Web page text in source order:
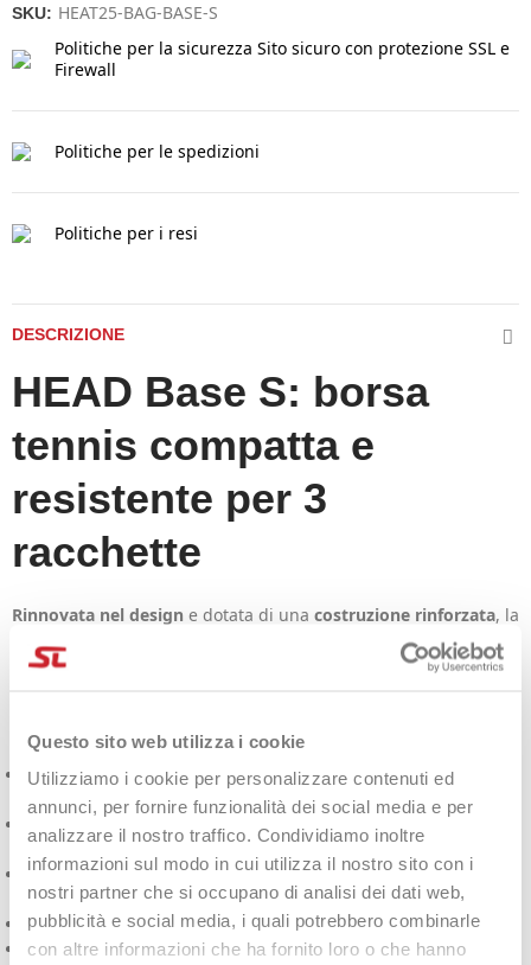
Questo sito web utilizza i cookie
Utilizziamo i cookie per personalizzare contenuti ed
annunci, per fornire funzionalità dei social media e per
analizzare il nostro traffico. Condividiamo inoltre
informazioni sul modo in cui utilizza il nostro sito con i
nostri partner che si occupano di analisi dei dati web,
pubblicità e social media, i quali potrebbero combinarle
con altre informazioni che ha fornito loro o che hanno
SKU: HEAT25-BAG-BASE-S
Politiche per la sicurezza Sito sicuro con protezione SSL e
Firewall
Politiche per le spedizioni
Politiche per i resi
DESCRIZIONE
HEAD Base S: borsa
tennis compatta e
resistente per 3
racchette
Rinnovata nel design e dotata di una costruzione rinforzata, la
è la scelta ideale per i tennisti
che vogliono portare con sé l’essenziale: fino a
3 racchette, un
Caratteristiche principali:
Ampio comparto centrale con zipper trasportare i telai
senza fodero
Tasca esterna con zip
per piccoli accessori ed effetti
personali
Tracolla imbottita, regolabile e rimovibileper massima
versatilità nel trasporto
Maniglia imbottita per un comodo trasporto a mano
Logo HEADstampato sul lato